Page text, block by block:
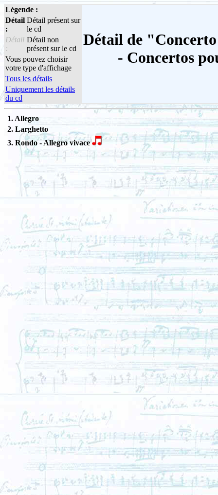
Légende :
Détail de
- Concertos
Détail
:
Détail présent sur
le cd
Détail
:
Détail non
présent sur le cd
Vous pouvez choisir
votre type d'affichage
Tous les détails
Uniquement les détails
du cd
1. Allegro
2. Larghetto
3. Rondo - Allegro vivace